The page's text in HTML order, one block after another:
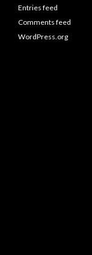
Entries feed
Comments feed
WordPress.org